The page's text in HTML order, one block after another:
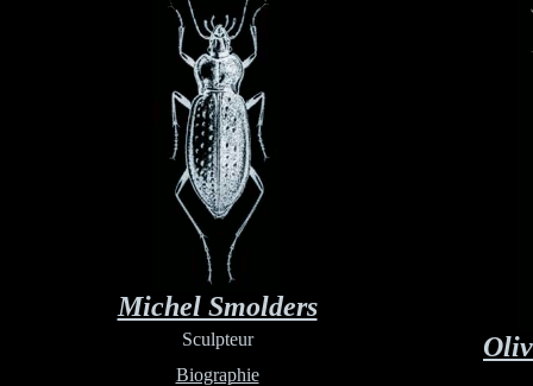
Michel Smolders
Sculpteur
Biographie